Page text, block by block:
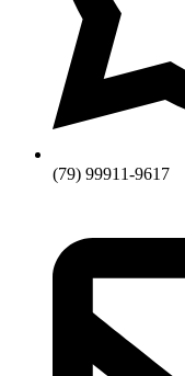
(79) 99911-9617